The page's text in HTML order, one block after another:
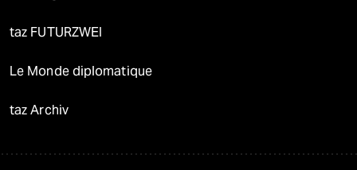
taz FUTURZWEI
Le Monde diplomatique
taz Archiv